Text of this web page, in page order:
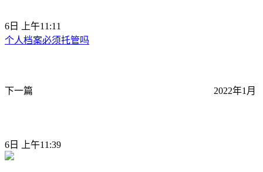
6日 上午11:11
个人档案必须托管吗
下一篇 2022年1月
6日 上午11:39